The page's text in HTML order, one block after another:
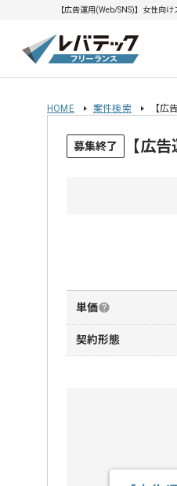
【広告運用(Web/SNS)】女性向
HOME 案件検索 【広
募集終了 【広
単価
契約形態